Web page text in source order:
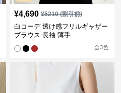
¥4,690 ¥5210(割引前)
白コーデ 透け感フリルギャザー
ブラウス 長袖 薄手
全3色